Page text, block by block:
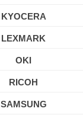
KYOCERA
LEXMARK
OKI
RICOH
SAMSUNG